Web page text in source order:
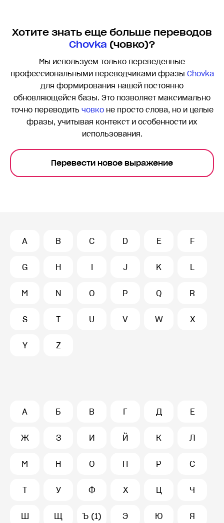
Хотите знать еще больше переводов
Chovka (човко)?
Мы используем только переведенные
профессиональными переводчиками фразы Chovka
для формирования нашей постоянно
обновляющейся базы. Это позволяет максимально
точно переводить човконе просто слова, но и целые
фразы, учитывая контекст и особенности их
использования.
Перевести новое выражение
A B C D E F
G H I J K L
M N O P Q R
S T U V W X
Y Z
А Б В Г Д Е
Ж З И Й К Л
М Н О П Р С
Т У Ф Х Ц Ч
Ш Щ Ъ (1) Э Ю Я